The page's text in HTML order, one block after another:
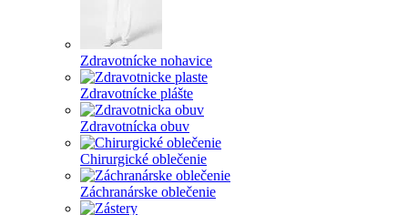
Zdravotnícke nohavice
Zdravotnícke plášte
Zdravotnícka obuv
Chirurgické oblečenie
Záchranárske oblečenie